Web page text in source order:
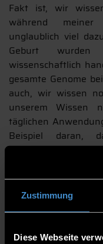
Zustimmung
Diese Webseite
Fakt ist, wir
während
unglaublich viel
Geburt wurden
wissenschaftlich
gesamte Genome
auch, wir wissen
unserem Wissen
täglichen
Beispiel daran,
ausreichendenDaten
Viruspandemie
dass es Sars-CoV-
unsere aktuelle
wird.Sars-CoV-1